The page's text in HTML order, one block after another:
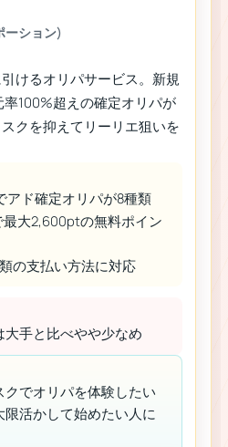
ーション)
けるオリパサービス。新規
100%超えの確定オリパが
クを抑えてリーリエ狙いを
アド確定オリパが8種類
最大2,600ptの無料ポイン
の支払い方法に対応
手と比べやや少なめ
クでオリパを体験したい
限活かして始めたい人に